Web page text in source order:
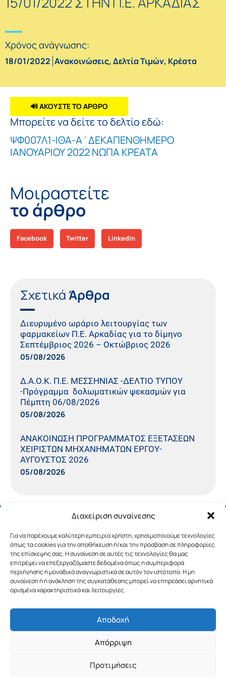
Διαχείριση συναίνεσης
Για να παρέχουμε καλύτερη εμπειρία χρήστη, χρησιμοποιούμε τεχνολογίες
όπως τα cookies για την αποθήκευση ή/και την πρόσβαση σε πληροφορίες
της επίσκεψης σας. Η συναίνεση σε αυτές τις τεχνολογίες θα μας
επιτρέψει να επεξεργαζόμαστε δεδομένα όπως η συμπεριφορά
περιήγησης ή μοναδικά αναγνωριστικά σε αυτόν τον ιστότοπο. Η μη
συναίνεση ή η ανάκληση της συγκατάθεσης μπορεί να επηρεάσει αρνητικά
ορισμένα χαρακτηριστικά και λειτουργίες.
Αποδοχή
Απόρριψη
Προτιμήσεις
Χρόνος ανάγνωσης:
18/01/2022 Ανακοινώσεις, Δελτία Τιμών, Κρέατα
🔊 ΑΚΟΥΣΤΕ ΤΟ ΑΡΘΡΟ
Μπορείτε να δείτε το δελτίο εδώ:
ΨΦ007Λ1-ΙΘΑ-Α΄ΔΕΚΑΠΕΝΘΗΜΕΡΟ
ΙΑΝΟΥΑΡΙΟΥ 2022 ΝΩΠΑ ΚΡΕΑΤΑ
Μοιραστείτε
το άρθρο
Facebook Twitter LinkedIn
Σχετικά Άρθρα
Διευρυμένο ωράριο λειτουργίας των
φαρμακείων Π.Ε. Αρκαδίας για το δίμηνο
Σεπτέμβριος 2026 – Οκτώβριος 2026
05/08/2026
Δ.Α.Ο.Κ. Π.Ε. ΜΕΣΣΗΝΙΑΣ -ΔΕΛΤΙΟ ΤΥΠΟΥ
-Πρόγραμμα δολωματικών ψεκασμών για
Πέμπτη 06/08/2026
05/08/2026
ΑΝΑΚΟΙΝΩΣΗ ΠΡΟΓΡΑΜΜΑΤΟΣ ΕΞΕΤΑΣΕΩΝ
ΧΕΙΡΙΣΤΩΝ ΜΗΧΑΝΗΜΑΤΩΝ ΕΡΓΟΥ-
ΑΥΓΟΥΣΤΟΣ 2026
05/08/2026
Copyright © 2019 Περιφέρεια Πελοποννήσου.
Σχεδιασμός & Υλοποίηση από την